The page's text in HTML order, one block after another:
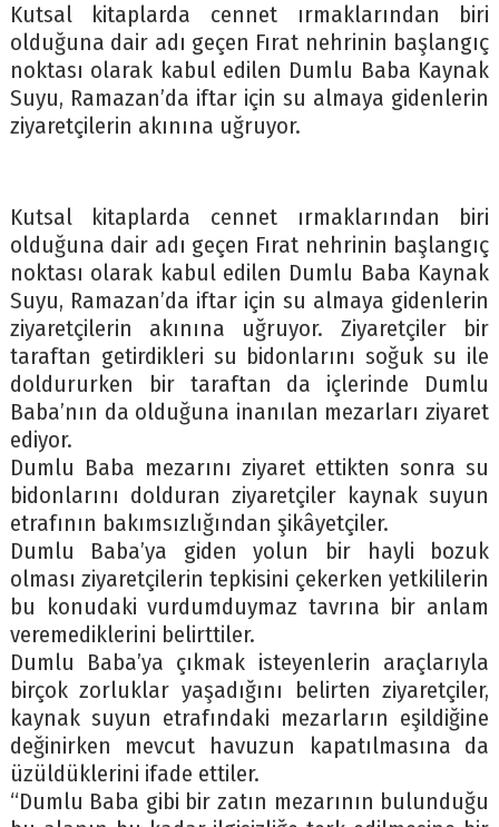
Kutsal kitaplarda cennet ırmaklarından biri
olduğuna dair adı geçen Fırat nehrinin başlangıç
noktası olarak kabul edilen Dumlu Baba Kaynak
Suyu, Ramazan’da iftar için su almaya gidenlerin
ziyaretçilerin akınına uğruyor.
Kutsal kitaplarda cennet ırmaklarından biri
olduğuna dair adı geçen Fırat nehrinin başlangıç
noktası olarak kabul edilen Dumlu Baba Kaynak
Suyu, Ramazan’da iftar için su almaya gidenlerin
ziyaretçilerin akınına uğruyor. Ziyaretçiler bir
taraftan getirdikleri su bidonlarını soğuk su ile
doldururken bir taraftan da içlerinde Dumlu
Baba’nın da olduğuna inanılan mezarları ziyaret
ediyor.
Dumlu Baba mezarını ziyaret ettikten sonra su
bidonlarını dolduran ziyaretçiler kaynak suyun
etrafının bakımsızlığından şikâyetçiler.
Dumlu Baba’ya giden yolun bir hayli bozuk
olması ziyaretçilerin tepkisini çekerken yetkililerin
bu konudaki vurdumduymaz tavrına bir anlam
veremediklerini belirttiler.
Dumlu Baba’ya çıkmak isteyenlerin araçlarıyla
birçok zorluklar yaşadığını belirten ziyaretçiler,
kaynak suyun etrafındaki mezarların eşildiğine
değinirken mevcut havuzun kapatılmasına da
üzüldüklerini ifade ettiler.
“Dumlu Baba gibi bir zatın mezarının bulunduğu